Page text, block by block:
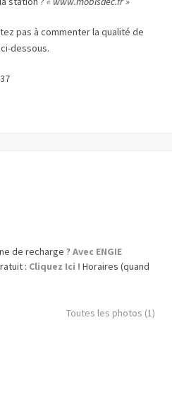
pas à commenter la qualité de
dessous.
de recharge ? Avec ENGIE
: Cliquez Ici ! Horaires (quand
Toutes les photos (1)